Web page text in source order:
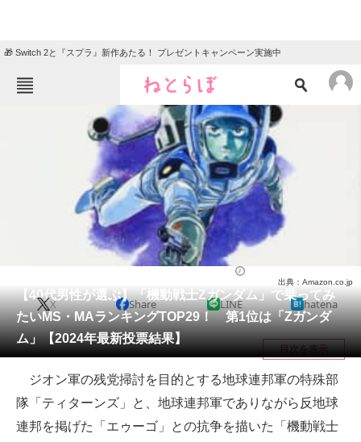
🎁 Switch 2と『スプラ』新作あたる！ プレゼントキャンペーン実施中
ねとらぼメニュー
ニュース
クイズ
地域
教育・育児
リサーチ
会員記事
メディア
注目記事を集めた総合ページ
ITの今と未来を見通す
スマホと通信の最新トレンド
【40代男性が選ぶ】「機動戦士Zガンダム」で乗ってみ
たいMS・MAランキングTOP29！ 第1位は「Zガンダ
ム」【2024年最新投票結果】
出典：Amazon.co.jp
X Share LINE hatena
目次を表示
ジオン軍の残党掃討を目的とする地球連邦軍の特殊部
隊「ティターンズ」と、地球連邦軍でありながら反地球
連邦を掲げた「エゥーゴ」との抗争を描いた「機動戦士